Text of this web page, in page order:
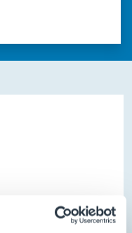
a 5 stelle)la chiarezza delle